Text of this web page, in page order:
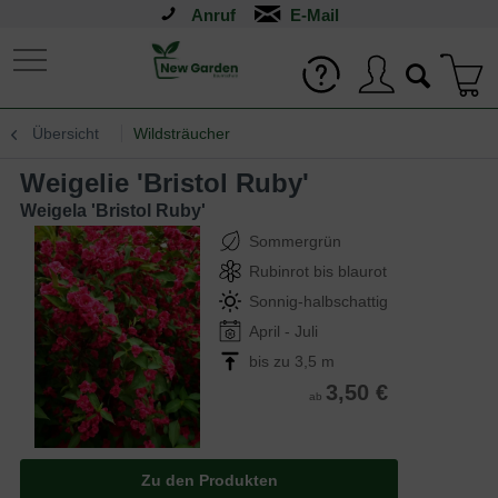
Anruf
Übersicht Wildsträucher
Weigelie 'Bristol Ruby'
Weigela 'Bristol Ruby'
Sommergrün
Rubinrot bis blaurot
Sonnig-halbschattig
April - Juli
bis zu 3,5 m
ab 3,50 €
Zu den Produkten